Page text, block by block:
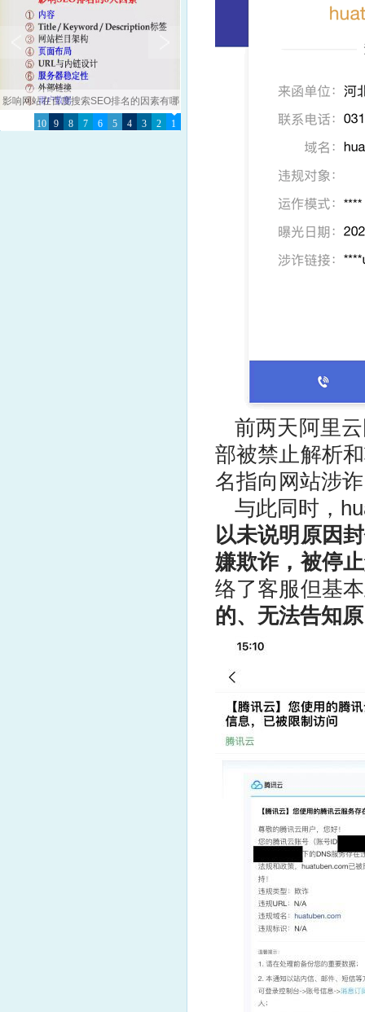
1
2
3
4
5
6
7
8
9
10
影响网站在百度搜索SEO排名的因素有哪
些？
前两天 阿里云
部被禁止解析
名指向 网站涉
与此同时，
以未说明原因
嫌欺诈，被停
络了客服但基
的、无法告知